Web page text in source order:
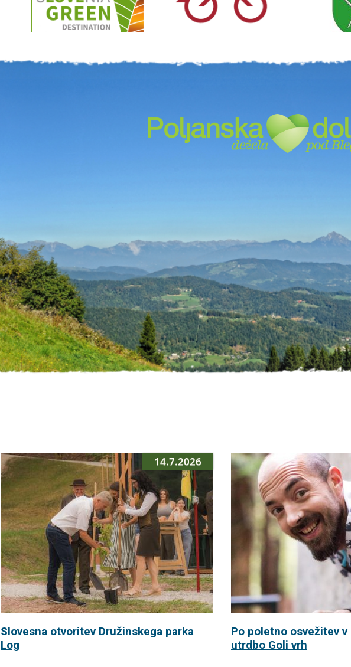
14.7.2026
Slovesna otvoritev Družinskega parka
Log
Po poletno osvežitev
utrdbo Goli vrh